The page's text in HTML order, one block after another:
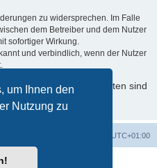
um Ihnen den
Nutzung zu
zu widersprechen. Im Falle
dem Betreiber und dem Nutzer
sofortiger Wirkung.
und verbindlich, wenn der Nutzer
Ihren persönlichen Daten sind
UTC+01:00
Software © phpBB Limited